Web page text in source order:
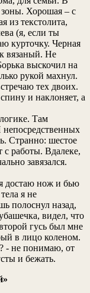
зоны. Хорошая – с
из текстолита,
(я, если ты
курточку. Черная
вязаный. Не
выскочил на
рукой махнул.
тех двоих.
и наклоняет, а
Там
непосредственных
Странно: шестое
с работы. Вдалеке,
завязался.
достаю нож и бью
я не
полоснул назад,
видел, что
гусь был мне
в лицо коленом.
- не понимаю, от
и бежать.